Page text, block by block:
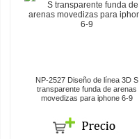
NP-2527 Diseño de línea 3D S
transparente funda de arenas
movedizas para iphone 6-9